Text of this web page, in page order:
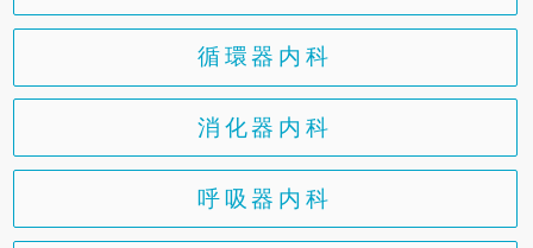
循環器内科
消化器内科
呼吸器内科